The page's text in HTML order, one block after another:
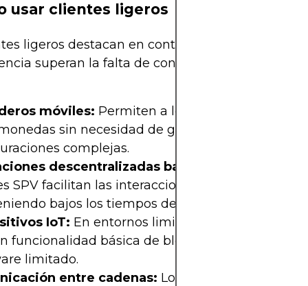
usar clientes ligeros
ligeros destacan en contextos donde la
superan la falta de confianza absoluta.
móviles: Permiten a los usuarios enviar y
sin necesidad de grandes descargas ni
complejas.
descentralizadas basadas en
SPV facilitan las interacciones en blockchain,
bajos los tiempos de carga y el uso de
IoT: En entornos limitados, los clientes
funcionalidad básica de blockchain sin
limitado.
entre cadenas: Los protocolos de